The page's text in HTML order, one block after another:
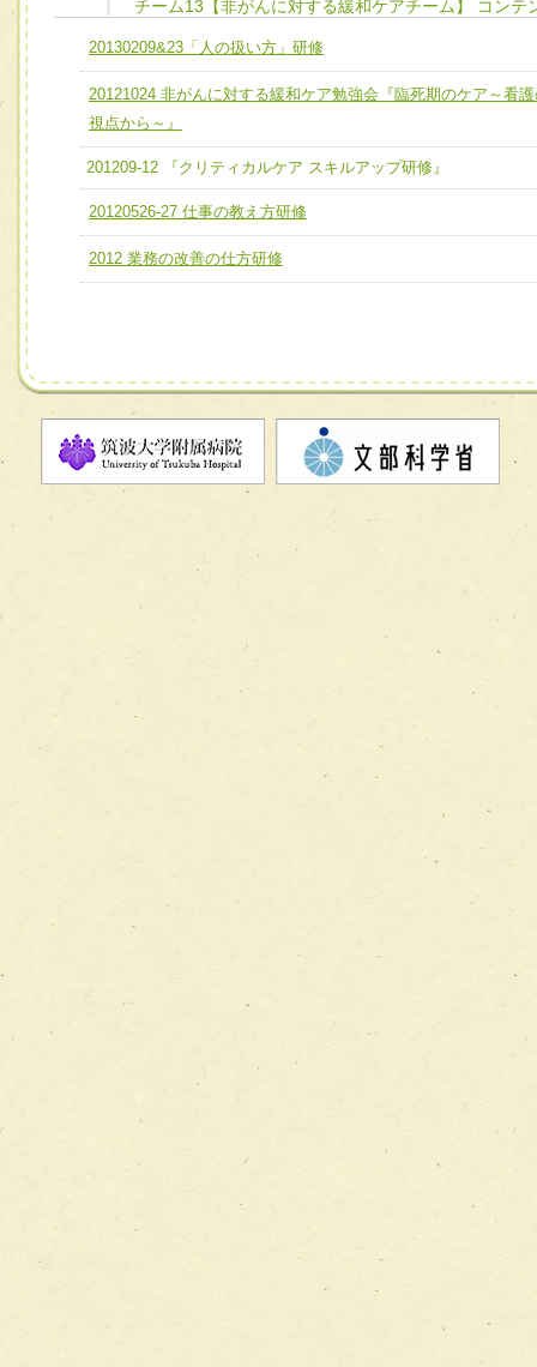
ユニット１ 医療人としての基礎能力
全人的医療を実践する医療人として、必要な基礎能力を身
ける
必要に応じて柔軟に医療チームを組織し、強調できる
ユニット３ 多職種連携力
他職種の視点とスキルを学び、相互理解と連携を深める
チーム01【病院内横断的問題解決チーム】
チーム02【地域医療連携推進による高度医療を必要とする
宅患者等支援チーム】
チーム03【癌患者服薬サポートチーム】
チーム04【口腔ケアチーム】
チーム08【地域関係機関と連携した小児リハビリテーショ
チーム09【術前から始める周術期リハビリテーションチー
チーム10【包括的リハビリテーションコンサルテーション
チーム12【こどもの食育支援チーム】
チーム13【非がんに対する緩和ケアチーム】 コンテ
20130209&23「人の扱い方」研修
20121024 非がんに対する緩和ケア勉強会『臨死期のケア～看
視点から～』
201209-12 『クリティカルケア スキルアップ研修』
20120526-27 仕事の教え方研修
2012 業務の改善の仕方研修